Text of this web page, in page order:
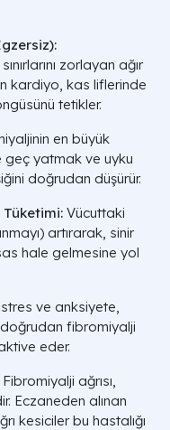
zorlayan ağır
kardiyo, kas liflerinde
tetikler.
en büyük
geç yatmak ve uyku
doğrudan düşürür.
Tüketimi: Vücuttaki
artırarak, sinir
hale gelmesine yol
ve anksiyete,
fibromiyalji
eder.
Fibromiyalji ağrısı,
Eczaneden alınan
kesiciler bu hastalığı